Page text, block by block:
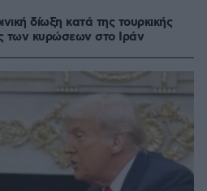
δίωξη κατά της τουρκικής
των κυρώσεων στο Ιράν